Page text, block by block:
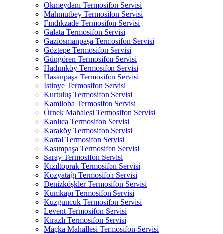
Okmeydanı Termosifon Servisi
Mahmutbey Termosifon Servisi
Fındıkzade Termosifon Servisi
Galata Termosifon Servisi
Gaziosmanpaşa Termosifon Servisi
Göztepe Termosifon Servisi
Güngören Termosifon Servisi
Hadımköy Termosifon Servisi
Hasanpaşa Termosifon Servisi
İstinye Termosifon Servisi
Kurtuluş Termosifon Servisi
Kamiloba Termosifon Servisi
Örnek Mahalesi Termosifon Servisi
Kanlıca Termosifon Servisi
Karaköy Termosifon Servisi
Kartal Termosifon Servisi
Kasımpaşa Termosifon Servisi
Saray Termosifon Servisi
Kızıltoprak Termosifon Servisi
Kozyatağı Termosifon Servisi
Denizköşkler Termosifon Servisi
Kumkapı Termosifon Servisi
Kuzguncuk Termosifon Servisi
Levent Termosifon Servisi
Kirazlı Termosifon Servisi
Maçka Mahallesi Termosifon Servisi